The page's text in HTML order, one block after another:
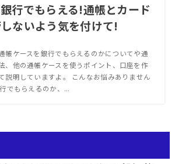
行でもらえる!通帳とカード
ないよう気を付けて!
帳ケースを銀行でもらえるのかについてや通
、他の通帳ケースを使うポイント、口座を作
説明していますよ。 こんなお悩みありません
でもらえるのか、...